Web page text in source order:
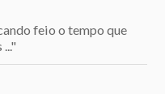
feio o tempo que